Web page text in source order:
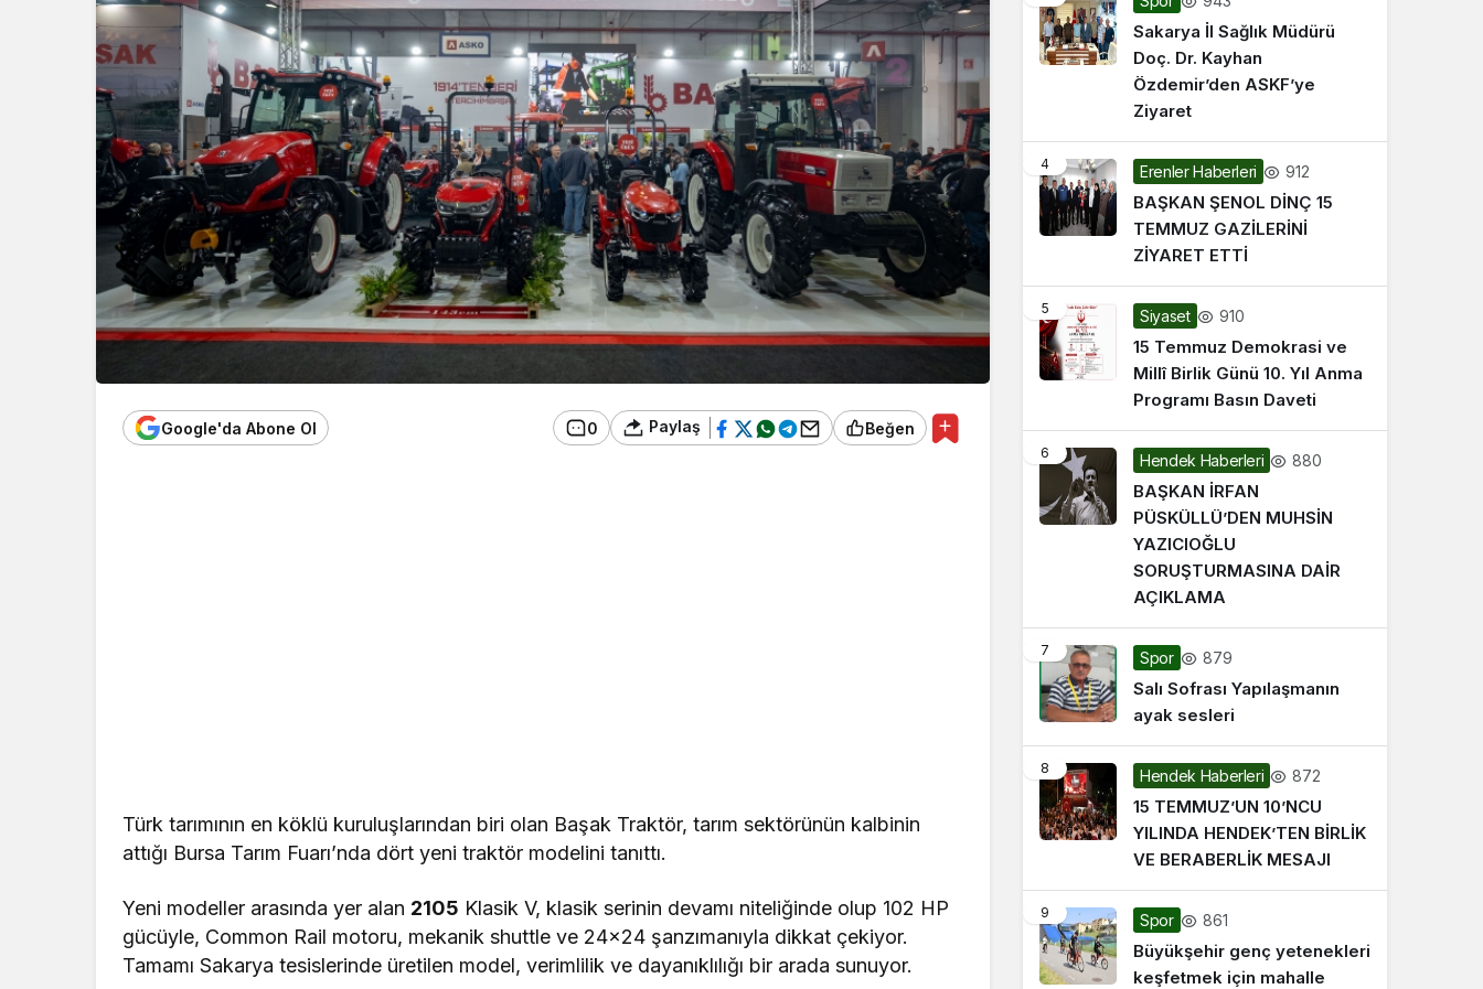
Google'da Abone Ol 0 Paylaş Beğen
Türk tarımının en köklü kuruluşlarından biri olan Başak Traktör, tarım sektörünün kalbinin
attığı Bursa Tarım Fuarı’nda dört yeni traktör modelini tanıttı.
Yeni modeller arasında yer alan 2105 Klasik V, klasik serinin devamı niteliğinde olup 102 HP
gücüyle, Common Rail motoru, mekanik shuttle ve 24×24 şanzımanıyla dikkat çekiyor.
Tamamı Sakarya tesislerinde üretilen model, verimlilik ve dayanıklılığı bir arada sunuyor.
Sakarya İl Sağlık Müdürü
Doç. Dr. Kayhan
Özdemir’den ASKF’ye
Ziyaret
4 Erenler Haberleri 912
BAŞKAN ŞENOL DİNÇ 15
TEMMUZ GAZİLERİNİ
ZİYARET ETTİ
5 Siyaset 910
15 Temmuz Demokrasi ve
Millî Birlik Günü 10. Yıl Anma
Programı Basın Daveti
6 Hendek Haberleri 880
BAŞKAN İRFAN
PÜSKÜLLÜ’DEN MUHSİN
YAZICIOĞLU
SORUŞTURMASINA DAİR
AÇIKLAMA
7 Spor 879
Salı Sofrası Yapılaşmanın
ayak sesleri
8 Hendek Haberleri 872
15 TEMMUZ’UN 10’NCU
YILINDA HENDEK’TEN BİRLİK
VE BERABERLİK MESAJI
9 Spor 861
Büyükşehir genç yetenekleri
keşfetmek için mahalle